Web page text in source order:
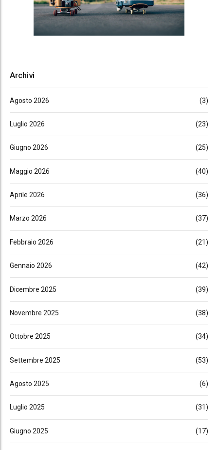
Archivi
Agosto 2026 (3)
Luglio 2026 (23)
Giugno 2026 (25)
Maggio 2026 (40)
Aprile 2026 (36)
Marzo 2026 (37)
Febbraio 2026 (21)
Gennaio 2026 (42)
Dicembre 2025 (39)
Novembre 2025 (38)
Ottobre 2025 (34)
Settembre 2025 (53)
Agosto 2025 (6)
Luglio 2025 (31)
Giugno 2025 (17)